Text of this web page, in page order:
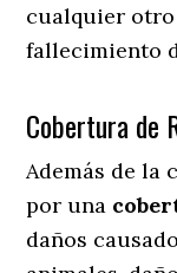
cualquier
fallecimiento
Cobertura de
Además de la
por una
daños